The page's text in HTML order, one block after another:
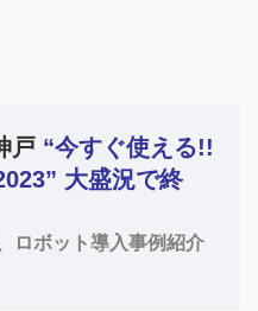
戸 “今すぐ使える!!
大盛況で終
ロボット導入事例紹介